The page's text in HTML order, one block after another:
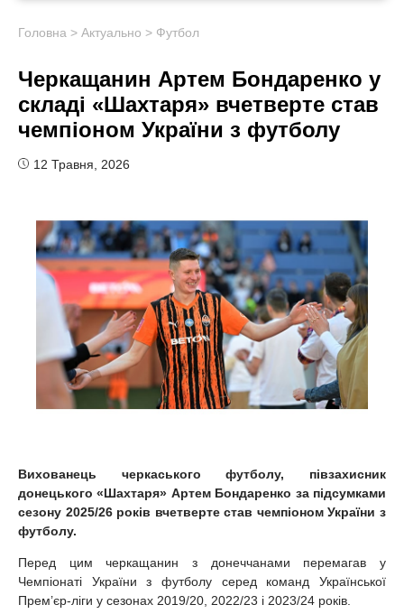
Головна > Актуально > Футбол
Черкащанин Артем Бондаренко у
складі «Шахтаря» вчетверте став
чемпіоном України з футболу
12 Травня, 2026
Вихованець черкаського футболу, півзахисник
донецького «Шахтаря» Артем Бондаренко за підсумками
сезону 2025/26 років вчетверте став чемпіоном України з
футболу.
Перед цим черкащанин з донеччанами перемагав у
Чемпіонаті України з футболу серед команд Української
Прем’єр-ліги у сезонах 2019/20, 2022/23 і 2023/24 років.